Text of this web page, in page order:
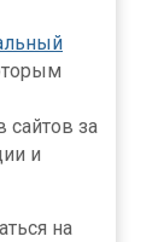
сайтов за
и
на